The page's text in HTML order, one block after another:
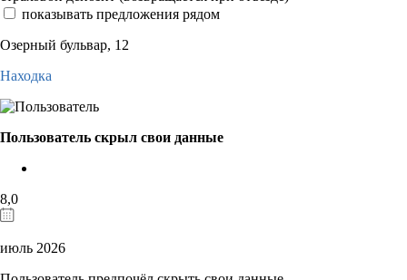
показывать предложения рядом
Озерный бульвар, 12
Находка
Пользователь скрыл свои данные
8,0
июль 2026